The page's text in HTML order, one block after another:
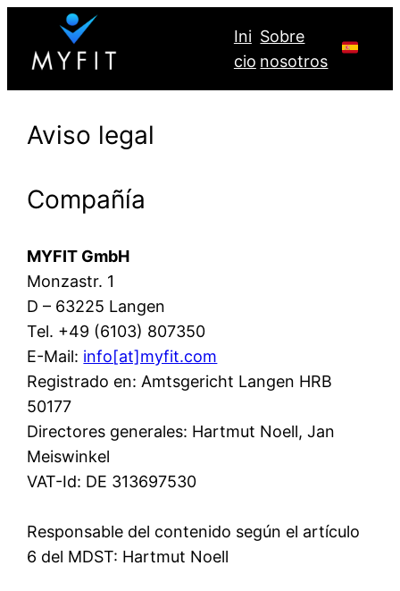
Ini
cio
Sobre
nosotros
Aviso legal
Compañía
MYFIT GmbH
Monzastr. 1
D – 63225 Langen
Tel. +49 (6103) 807350
E-Mail: info[at]myfit.com
Registrado en: Amtsgericht Langen HRB
50177
Directores generales: Hartmut Noell, Jan
Meiswinkel
VAT-Id: DE 313697530
Responsable del contenido según el artículo
6 del MDST: Hartmut Noell